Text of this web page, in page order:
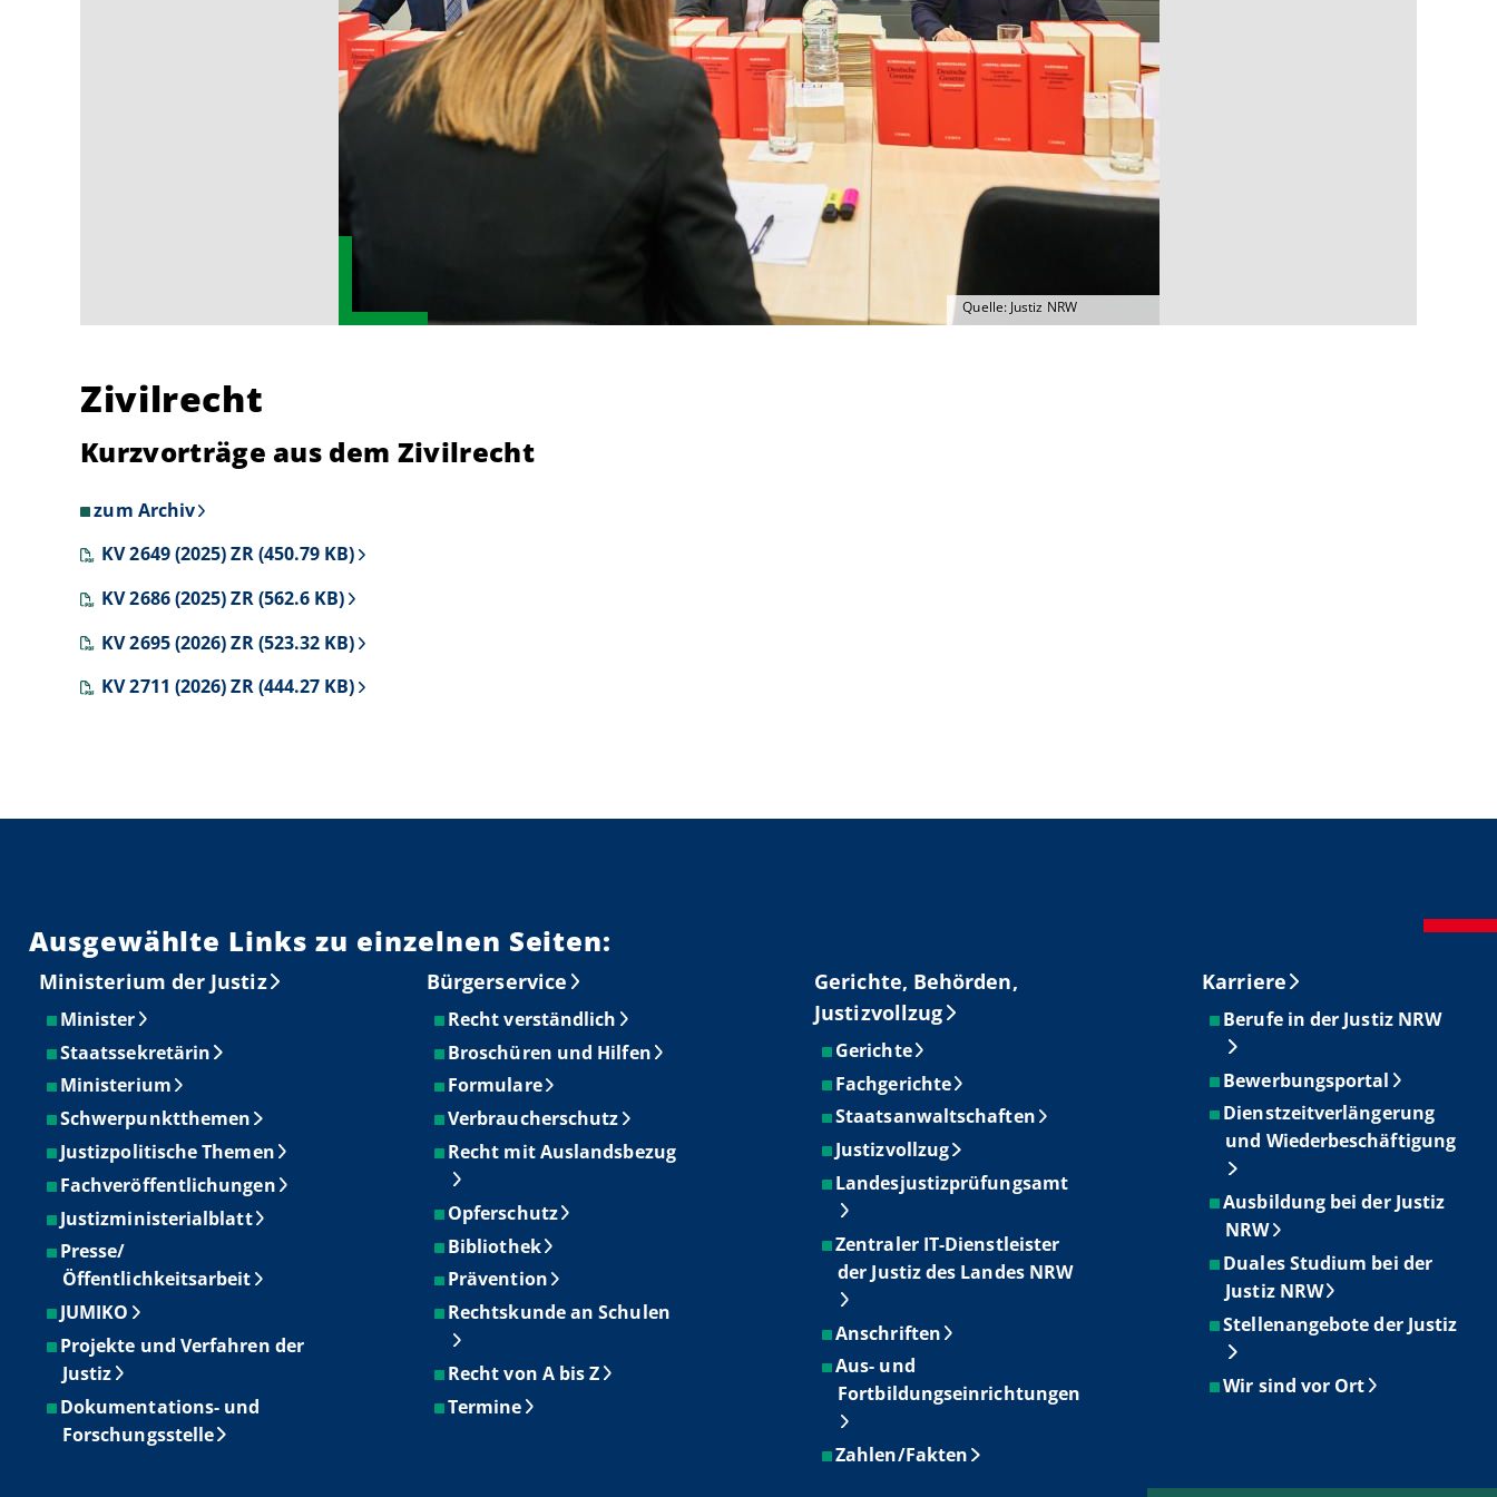
Quelle: Justiz NRW
Zivilrecht
Kurzvorträge aus dem Zivilrecht
zum Archiv
KV 2649 (2025) ZR (450.79 KB)
KV 2686 (2025) ZR (562.6 KB)
KV 2695 (2026) ZR (523.32 KB)
KV 2711 (2026) ZR (444.27 KB)
Ausgewählte Links zu einzelnen Seiten:
Ministerium der Justiz
Minister
Staatssekretärin
Ministerium
Schwerpunktthemen
Justizpolitische Themen
Fachveröffentlichungen
Justizministerialblatt
Presse/
Öffentlichkeitsarbeit
JUMIKO
Projekte und Verfahren der
Justiz
Dokumentations- und
Forschungsstelle
Bürgerservice
Recht verständlich
Broschüren und Hilfen
Formulare
Verbraucherschutz
Recht mit Auslandsbezug
Opferschutz
Bibliothek
Prävention
Rechtskunde an Schulen
Recht von A bis Z
Termine
Gerichte, Behörden,
Justizvollzug
Gerichte
Fachgerichte
Staatsanwaltschaften
Justizvollzug
Landesjustizprüfungsamt
Zentraler IT-Dienstleister
der Justiz des Landes NRW
Anschriften
Aus- und
Fortbildungseinrichtungen
Zahlen/Fakten
Karriere
Berufe in der Justiz NRW
Bewerbungsportal
Dienstzeitverlängerung
und Wiederbeschäftigung
Ausbildung bei der Justiz
NRW
Duales Studium bei der
Justiz NRW
Stellenangebote der Justiz
Wir sind vor Ort